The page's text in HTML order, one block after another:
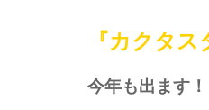
『カクタス
今年も出ます！